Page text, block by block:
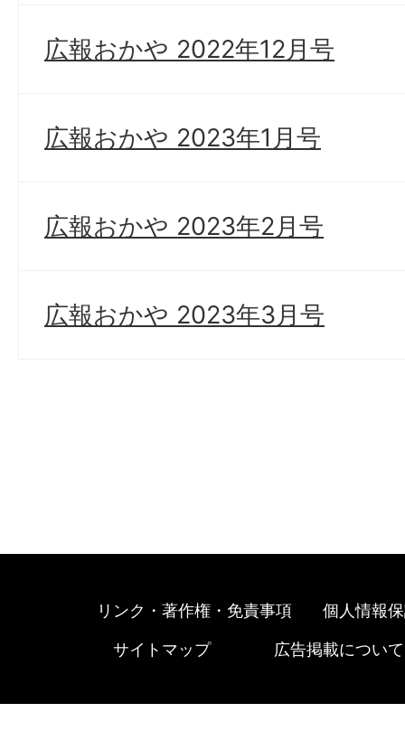
広報おかや 2022年12月号
広報おかや 2023年1月号
広報おかや 2023年2月号
広報おかや 2023年3月号
リンク・著作権・免責事項 個人情報
サイトマップ 広告掲載について